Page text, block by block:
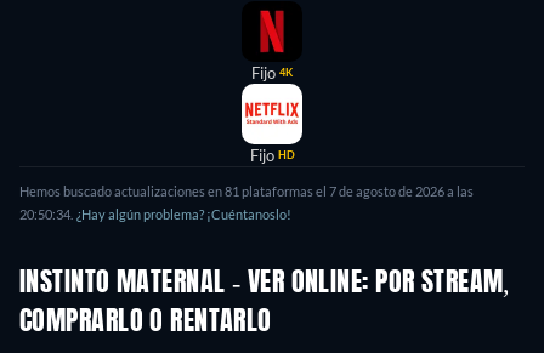
Fijo 4K
Fijo HD
Hemos buscado actualizaciones en 81 plataformas el 7 de agosto de 2026 a las
20:50:34. ¿Hay algún problema? ¡Cuéntanoslo!
INSTINTO MATERNAL - VER ONLINE: POR STREAM,
COMPRARLO O RENTARLO